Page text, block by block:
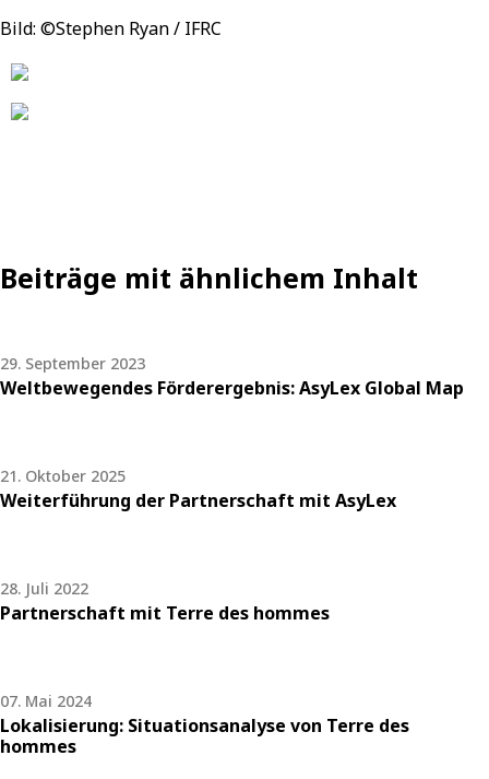
Bild: ©Stephen Ryan / IFRC
Beiträge mit ähnlichem Inhalt
29. September 2023
Weltbewegendes Förderergebnis: AsyLex Global Map
21. Oktober 2025
Weiterführung der Partnerschaft mit AsyLex
28. Juli 2022
Partnerschaft mit Terre des hommes
07. Mai 2024
Lokalisierung: Situationsanalyse von Terre des
hommes